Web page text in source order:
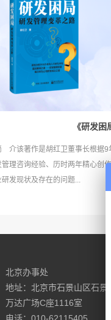
《研发困
介该著作是胡红卫董事长根据9
管理咨询经验、历时两年精心创
研发现状及存在的问题...
北京办事处
地址：北京市石景山区石景
万达广场C座1116室